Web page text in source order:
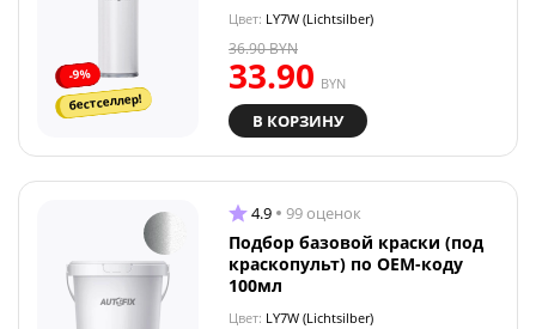
-9%
бестселлер!
Цвет: LY7W (Lichtsilber)
33.90 BYN
36.90BYN
В КОРЗИНУ
4.9 99 оценок
Подбор базовой краски (под
краскопульт) по OEM-коду
100мл
Цвет: LY7W (Lichtsilber)